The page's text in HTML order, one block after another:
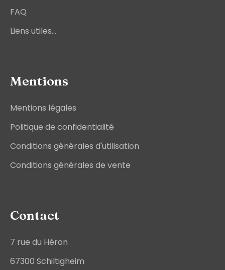
FAQ
Liens utiles...
Mentions
Mentions légales
Politique de confidentialité
Conditions générales d'utilisation
Conditions générales de vente
Contact
7 rue du Héron
67300 Schiltigheim